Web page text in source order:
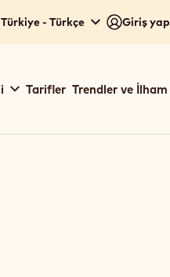
Türkiye - Türkçe Giriş yap
Tarifler Trendler ve İlham